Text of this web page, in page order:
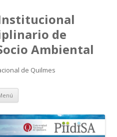
de
Ambiental
de Quilmes
Saltar
contenido